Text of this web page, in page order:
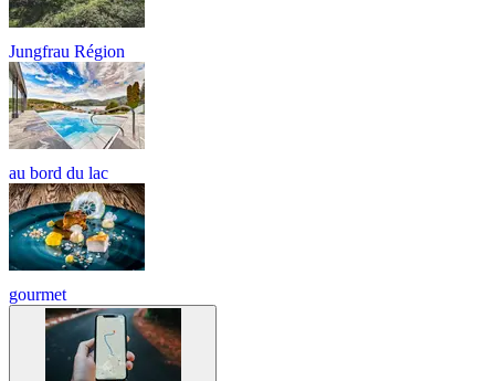
Jungfrau Région
au bord du lac
gourmet